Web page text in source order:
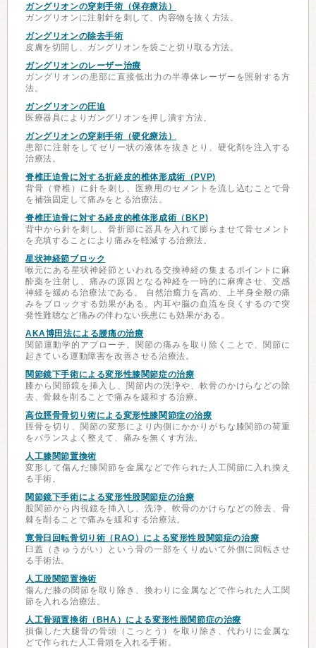
ガングリオンの穿刺手術（保存療法）
ガングリオンに注射針を刺して、内容物を抜く方法。
ガングリオンの除去手術
皮膚を切開し、ガングリオンを袋ごと切り取る方法。
ガングリオンのレーザー治療
ガングリオンの患部に直接低出力の半導体レーザーを照射する方
法。
ガングリオンの圧迫
医療器具によりガングリオンを押し潰す方法。
ガングリオンの穿刺手術（硬化療法）
患部に注射をしてゼリー状の液体を抜きとり、硬化剤を注入する
治療法。
脊椎圧迫骨に対する折経皮的椎体形成術（PVP)
背骨（脊椎）に針を刺し、医療用のセメントを流し込むことで骨
を補強固定して痛みをとる治療法。
脊椎圧迫骨に対する経皮的椎体形成術（BKP)
背中から針を刺し、骨折部に器具を入れて膨らませて骨セメント
を充填することにより痛みを軽減する治療法。
星状神経節ブロック
喉元にある星状神経節といわれる交換神経の集まるポイントに麻
酔薬を注射し、痛みの原因となる神経を一時的に麻痺させ、交感
神経を緩める治療法である。 自然治癒力を高め、上半身全般の痛
みをブロックする効果がある。内耳や脳の血流を良くするので突
発性難聴など痛みの伴わない疾患にも効果がある。
AKA博田法による腰痛の治療
関節運動学的アプローチ。関節の痛みを取り除くことで、関節に
起きている運動障害を改善させる治療法。
関節鏡下手術による変形性膝関節症の治療
膝から関節鏡を挿入し、関節内の洗浄や、軟骨のかけらなどの除
去、骨棘を削ることで痛みを緩和する治療。
高位脛骨骨切り術による変形性膝関節症の治療
脛骨を切り、関節の変形により内側にかかりがちな膝関節の荷重
をバランスよく整えて、痛みを無くす方法。
人工膝関節置換術
変形して傷んだ膝関節を金属などで作られた人工関節に入れ換え
る手術。
関節鏡下手術による変形性股関節症の治療
股関節から内視鏡を挿入し、洗浄、軟骨のかけらなどの除去、骨
棘を削ることで痛みを緩和する治療法。
寛骨臼回転骨切り術（RAO）による変形性股関節症の治療
臼蓋（きゅうがい）という骨の一部をくりぬいて外側に回転させ
る手術法。
人工股関節置換術
傷んだ膝の関節を取り除き、換わりに金属などで作られた人工関
節を入れる治療法。
人工骨頭置換術（BHA）による変形性股関節症の治療
損傷した大腿骨の骨頭（こっとう）を取り除き、代わりに金属な
どで作られた人工骨頭を入れる手術。